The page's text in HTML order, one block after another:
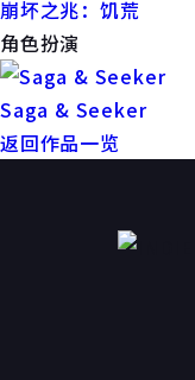
崩坏之兆：饥荒
角色扮演
Saga & Seeker
返回作品一览